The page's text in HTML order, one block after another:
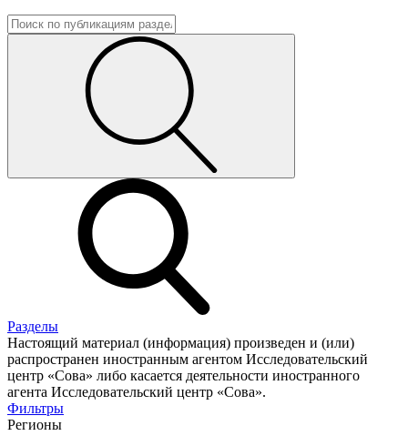
Разделы
Настоящий материал (информация) произведен и (или)
распространен иностранным агентом Исследовательский
центр «Сова» либо касается деятельности иностранного
агента Исследовательский центр «Сова».
Фильтры
Регионы